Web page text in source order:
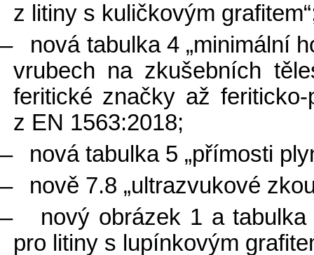
z litiny s kuličkovým
–
nová tabulka 4 „minimální
vrubech na zkušebních
feritické značky až
z EN 1563:2018;
–
nová tabulka 5 „přímosti
–
nově 7.8 „ultrazvukové
–
nový obrázek 1 a
pro litiny s lupínkovým